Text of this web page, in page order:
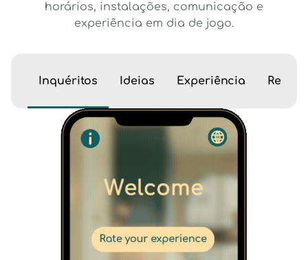
horários, instalações, comunicação e
experiência em dia de jogo.
Inquéritos Ideias Experiência